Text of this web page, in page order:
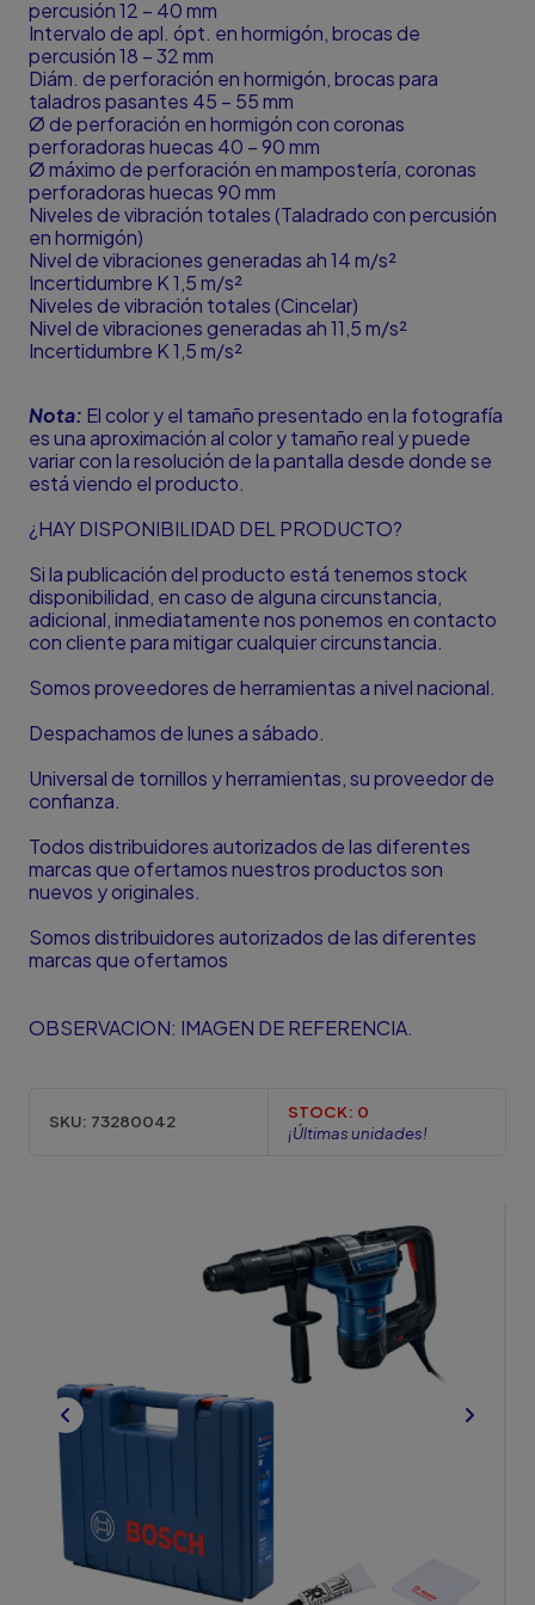
percusión 12 – 40 mm
Intervalo de apl. ópt. en hormigón, brocas de
percusión 18 – 32 mm
Diám. de perforación en hormigón, brocas para
taladros pasantes 45 – 55 mm
Ø de perforación en hormigón con coronas
perforadoras huecas 40 – 90 mm
Ø máximo de perforación en mampostería, coronas
perforadoras huecas 90 mm
Niveles de vibración totales (Taladrado con percusión
en hormigón)
Nivel de vibraciones generadas ah 14 m/s²
Incertidumbre K 1,5 m/s²
Niveles de vibración totales (Cincelar)
Nivel de vibraciones generadas ah 11,5 m/s²
Incertidumbre K 1,5 m/s²
Nota: El color y el tamaño presentado en la fotografía
es una aproximación al color y tamaño real y puede
variar con la resolución de la pantalla desde donde se
está viendo el producto.
¿HAY DISPONIBILIDAD DEL PRODUCTO?
Si la publicación del producto está tenemos stock
disponibilidad, en caso de alguna circunstancia,
adicional, inmediatamente nos ponemos en contacto
con cliente para mitigar cualquier circunstancia.
Somos proveedores de herramientas a nivel nacional.
Despachamos de lunes a sábado.
Universal de tornillos y herramientas, su proveedor de
confianza.
Todos distribuidores autorizados de las diferentes
marcas que ofertamos nuestros productos son
nuevos y originales.
Somos distribuidores autorizados de las diferentes
marcas que ofertamos
OBSERVACION: IMAGEN DE REFERENCIA.
SKU: 73280042 STOCK: 0
¡Últimas unidades!